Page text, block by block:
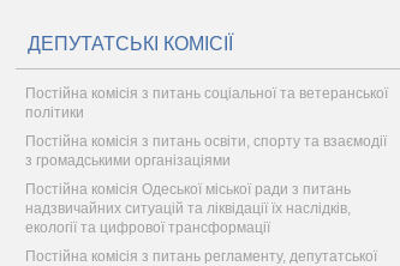
ДЕПУТАТСЬКІ КОМІСІЇ
Постійна комісія з питань соціальної та ветеранської
політики
Постійна комісія з питань освіти, спорту та взаємодії
з громадськими організаціями
Постійна комісія Одеської міської ради з питань
надзвичайних ситуацій та ліквідації їх наслідків,
екології та цифрової трансформації
Постійна комісія з питань регламенту, депутатської